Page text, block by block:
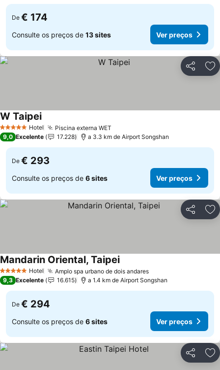
De € 174
Consulte os preços de 13 sites Ver preços
Partilhar
5 Estrelas Hotel Piscina externa WET
W Taipei
9,0 Excelente 17.228 a 3.3 km de Airport Songshan
De € 293
Consulte os preços de 6 sites Ver preços
Partilhar
5 Estrelas Hotel Amplo spa urbano de dois andares
Mandarin Oriental, Taipei
9,3 Excelente 16.615 a 1.4 km de Airport Songshan
De € 294
Consulte os preços de 6 sites Ver preços
Partilhar